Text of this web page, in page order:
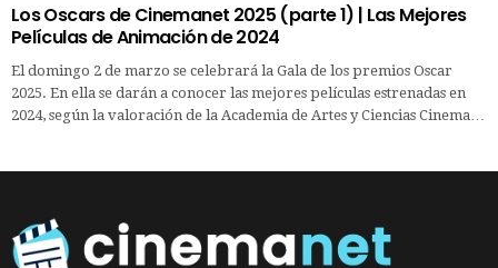
Los Oscars de Cinemanet 2025 (parte 1) | Las Mejores
Películas de Animación de 2024
El domingo 2 de marzo se celebrará la Gala de los premios Oscar
2025. En ella se darán a conocer las mejores películas estrenadas en
2024, según la valoración de la Academia de Artes y Ciencias Cinema…